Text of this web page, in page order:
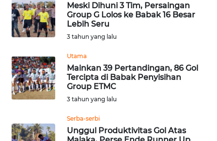
Meski Dihuni 3 Tim, Persaingan
Group G Lolos ke Babak 16 Besar
Lebih Seru
3 tahun yang lalu
Utama
Mainkan 39 Pertandingan, 86 Gol
Tercipta di Babak Penyisihan
Group ETMC
3 tahun yang lalu
Serba-serbi
Unggul Produktivitas Gol Atas
Informasi
INDEKS
KONTAK
KAMI
INFO
TENTANG